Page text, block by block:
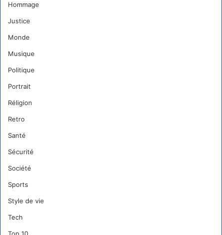
Hommage
Justice
Monde
Musique
Politique
Portrait
Réligion
Retro
Santé
Sécurité
Société
Sports
Style de vie
Tech